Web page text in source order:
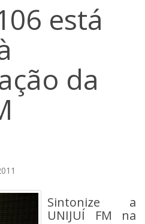
está
da
Sintonize a
UNIJUÍ FM na